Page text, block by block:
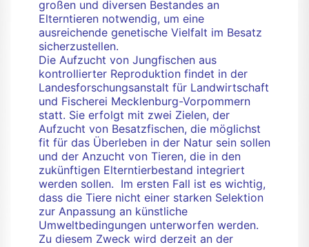
großen und diversen Bestandes an
Elterntieren notwendig, um eine
ausreichende genetische Vielfalt im Besatz
sicherzustellen.
Die Aufzucht von Jungfischen aus
kontrollierter Reproduktion findet in der
Landesforschungsanstalt für Landwirtschaft
und Fischerei Mecklenburg-Vorpommern
statt. Sie erfolgt mit zwei Zielen, der
Aufzucht von Besatzfischen, die möglichst
fit für das Überleben in der Natur sein sollen
und der Anzucht von Tieren, die in den
zukünftigen Elterntierbestand integriert
werden sollen. Im ersten Fall ist es wichtig,
dass die Tiere nicht einer starken Selektion
zur Anpassung an künstliche
Umweltbedingungen unterworfen werden.
Zu diesem Zweck wird derzeit an der